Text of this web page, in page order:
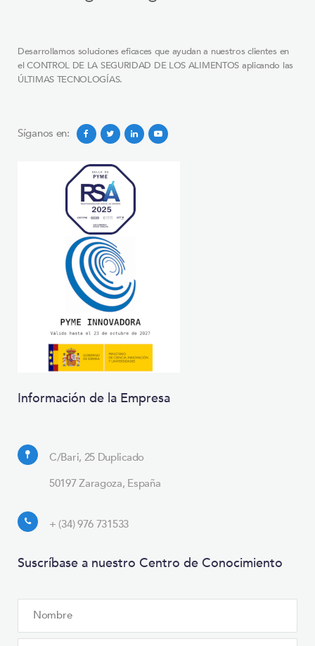
Desarrollamos soluciones eficaces que ayudan a nuestros clientes en
el CONTROL DE LA SEGURIDAD DE LOS ALIMENTOS aplicando las
ÚLTIMAS TECNOLOGÍAS.
Síganos en:
Información de la Empresa
C/Bari, 25 Duplicado
50197 Zaragoza, España
+ (34) 976 731533
Suscríbase a nuestro Centro de Conocimiento